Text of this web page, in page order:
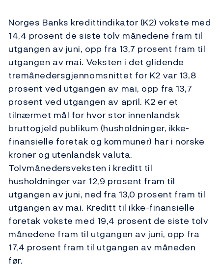
Norges Banks kredittindikator (K2) vokste med
14,4 prosent de siste tolv månedene fram til
utgangen av juni, opp fra 13,7 prosent fram til
utgangen av mai. Veksten i det glidende
tremånedersgjennomsnittet for K2 var 13,8
prosent ved utgangen av mai, opp fra 13,7
prosent ved utgangen av april. K2 er et
tilnærmet mål for hvor stor innenlandsk
bruttogjeld publikum (husholdninger, ikke-
finansielle foretak og kommuner) har i norske
kroner og utenlandsk valuta.
Tolvmånedersveksten i kreditt til
husholdninger var 12,9 prosent fram til
utgangen av juni, ned fra 13,0 prosent fram til
utgangen av mai. Kreditt til ikke-finansielle
foretak vokste med 19,4 prosent de siste tolv
månedene fram til utgangen av juni, opp fra
17,4 prosent fram til utgangen av måneden
før.